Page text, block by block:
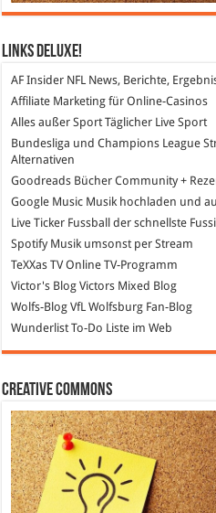
Links DeLuXe!
AF Insider NFL News, Berichte,
Affiliate Marketing für Online-Casinos
Alles außer Sport Täglicher Live Sport
Bundesliga und Champions League
Alternativen
Goodreads Bücher Community +
Google Music Musik hochladen und
Live Ticker Fussball
der schnellste
SpotifyMusik umsonst per Stream
TeXXas TVOnline TV-Programm
Victor's Blog Victors Mixed Blog
Wolfs-Blog VfL Wolfsburg Fan-Blog
Wunderlist To-Do Liste im Web
Creative Commons